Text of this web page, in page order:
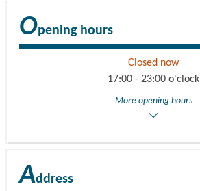
Opening hours
Closed now
17:00 - 23:00 o'clock
More opening hours
Address